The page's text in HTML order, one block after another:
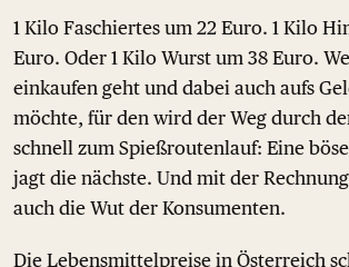
1 Kilo Faschiertes um 22 Euro. 1 Kilo
Euro. Oder 1 Kilo Wurst um 38 Euro.
einkaufen geht und dabei auch aufs
möchte, für den wird der Weg durch
schnell zum Spießroutenlauf: Eine
jagt die nächste. Und mit der
auch die Wut der Konsumenten.
Die Lebensmittelpreise in Österreich